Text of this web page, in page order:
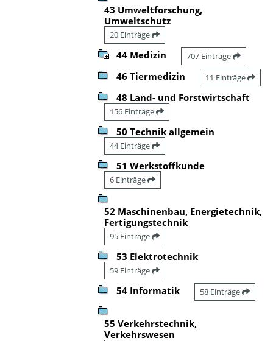
43 Umweltforschung,
Umweltschutz
20 Einträge
44 Medizin 707 Einträge
46 Tiermedizin 11 Einträge
48 Land- und Forstwirtschaft
156 Einträge
50 Technik allgemein
44 Einträge
51 Werkstoffkunde
6 Einträge
52 Maschinenbau, Energietechnik,
Fertigungstechnik
95 Einträge
53 Elektrotechnik
59 Einträge
54 Informatik 58 Einträge
55 Verkehrstechnik,
Verkehrswesen